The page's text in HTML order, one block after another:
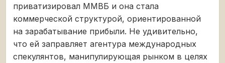
приватизировал ММВБ и она стала
коммерческой структурой, ориентированной
на зарабатывание прибыли. Не удивительно,
что ей заправляет агентура международных
спекулянтов, манипулирующая рынком в целях